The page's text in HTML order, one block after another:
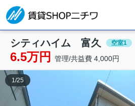
シティハイム 富久 空室1
6.5万円 管理/共益費 4,000円
1 /25